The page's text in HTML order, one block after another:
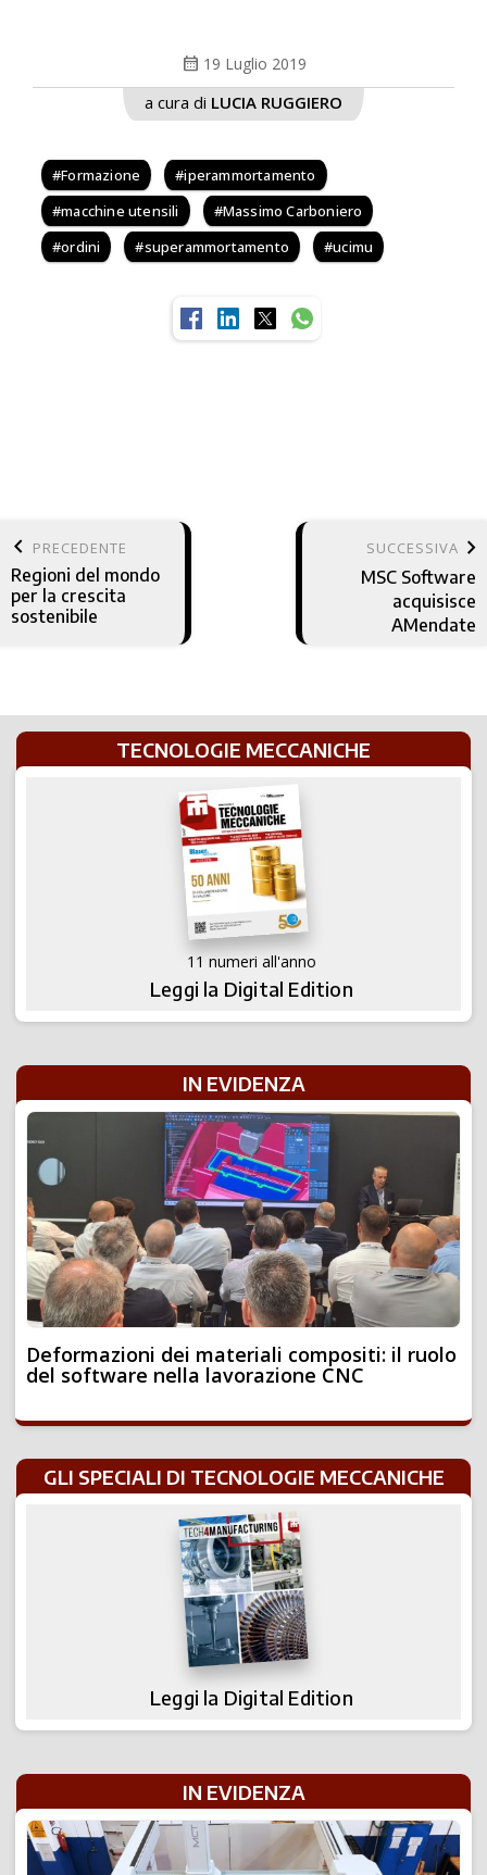
calendar_month 19 Luglio 2019
a cura di LUCIA RUGGIERO
Formazione
iperammortamento
macchine utensili
Massimo Carboniero
ordini
superammortamento ucimu
keyboard_arrow_left PRECEDENTE
Regioni del mondo
per la crescita
sostenibile
SUCCESSIVA keyboard_arrow_right
MSC Software
acquisisce
AMendate
TECNOLOGIE MECCANICHE
11 numeri all'anno
Leggi la Digital Edition
IN EVIDENZA
Deformazioni dei materiali compositi: il ruolo
del software nella lavorazione CNC
GLI SPECIALI DI TECNOLOGIE MECCANICHE
Leggi la Digital Edition
IN EVIDENZA